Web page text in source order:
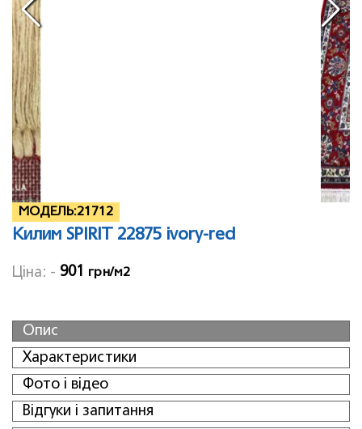
МОДЕЛЬ:21712
Килим SPIRIT 22875 ivory-red
Ціна: - 901 грн/м2
Опис
Характеристики
Фото і відео
Відгуки і запитання